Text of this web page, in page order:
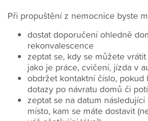
Při propuštění z nemocnice byste
dostat doporučení ohledně
rekonvalescence
zeptat se, kdy se můžete
jako je práce, cvičení, jízda v
obdržet kontaktní číslo, pokud
dotazy po návratu domů či
zeptat se na datum
místo, kam se máte dostavit